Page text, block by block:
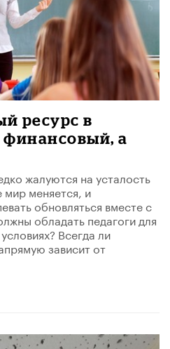
ресурс в
финансовый, а
жалуются на усталость
меняется, и
обновляться вместе с
обладать педагоги для
Всегда ли
зависит от